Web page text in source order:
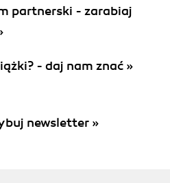
partnerski - zarabiaj
- daj nam znać »
newsletter »